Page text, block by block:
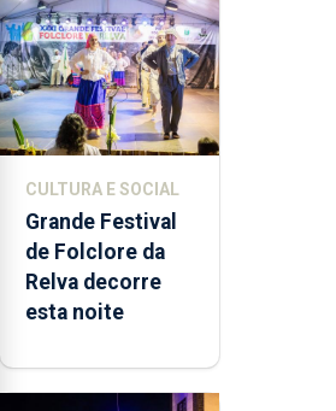
música”
CULTURA E SOCIAL
Grande Festival
de Folclore da
Relva decorre
esta noite